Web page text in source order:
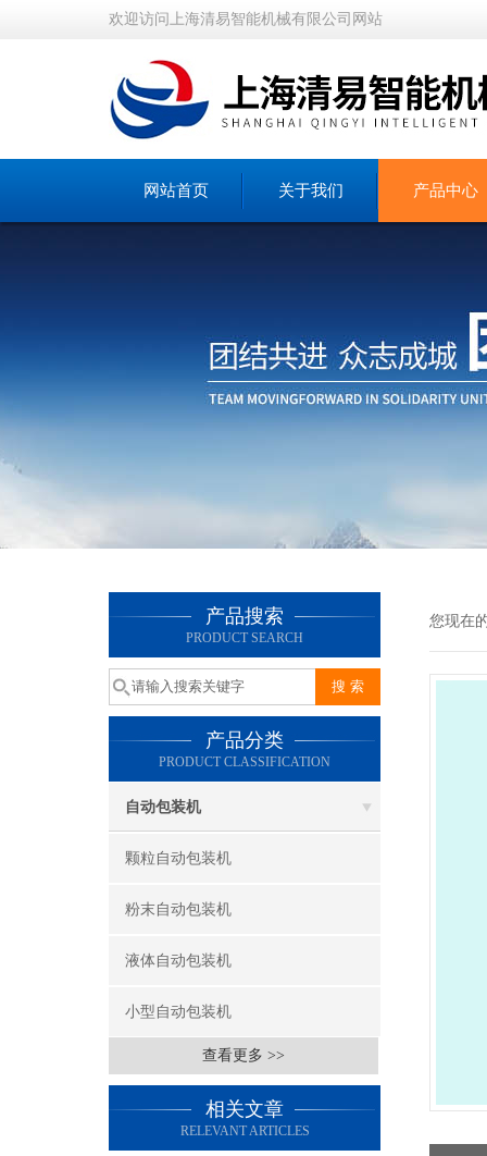
欢迎访问上海清易智能机械有限公司网站
网站首页 关于我们 产品中心
产品搜索
PRODUCT SEARCH
产品分类
PRODUCT CLASSIFICATION
自动包装机
颗粒自动包装机
粉末自动包装机
液体自动包装机
小型自动包装机
查看更多 >>
相关文章
RELEVANT ARTICLES
您现在